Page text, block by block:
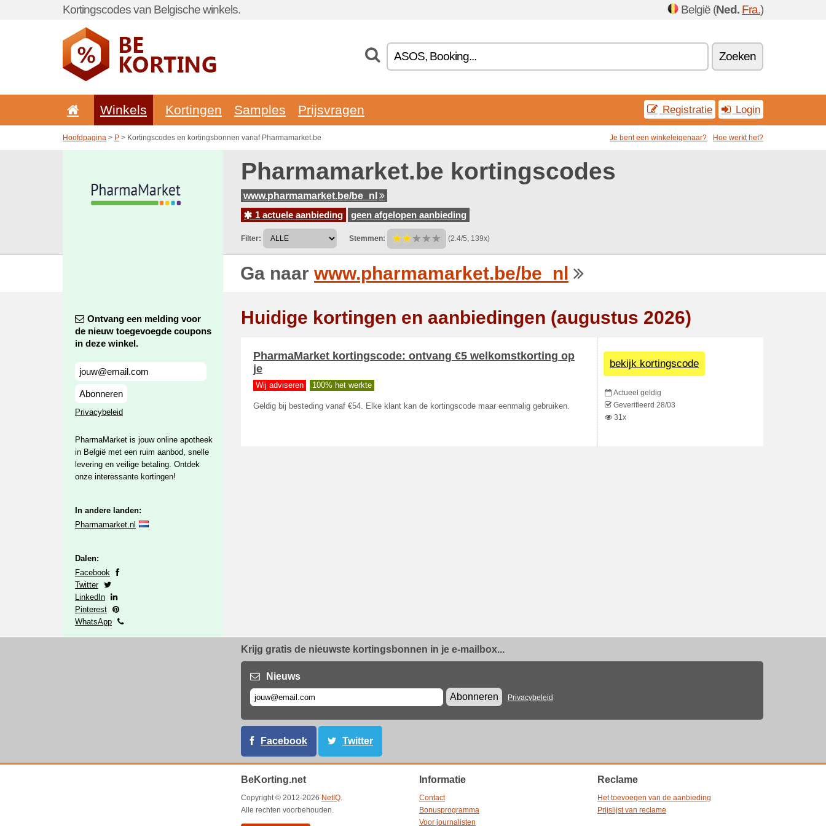
Kortingscodes van Belgische winkels. België (Ned. Fra.)
Zoeken
Winkels Kortingen Samples Prijsvragen Registratie Login
Hoofdpagina > P > Kortingscodes en kortingsbonnen vanaf Pharmamarket.be Je bent een winkeleigenaar? Hoe werkt het?
Pharmamarket.be kortingscodes
www.pharmamarket.be/be_nl
1 actuele aanbieding
geen afgelopen aanbieding
Filter: Stemmen: (2.4/5, 139x)
Ga naar www.pharmamarket.be/be_nl
Ontvang een melding voor
de nieuw toegevoegde coupons
in deze winkel.
Abonneren
Privacybeleid
PharmaMarket is jouw online apotheek
in België met een ruim aanbod, snelle
levering en veilige betaling. Ontdek
onze interessante kortingen!
In andere landen:
Pharmamarket.nl
Dalen:
Facebook
Twitter
LinkedIn
Pinterest
WhatsApp
Huidige kortingen en aanbiedingen (augustus 2026)
PharmaMarket kortingscode: ontvang €5 welkomstkorting op
je
Wij adviseren 100% het werkte
Geldig bij besteding vanaf €54. Elke klant kan de kortingscode maar eenmalig gebruiken.
bekijk kortingscode
Actueel geldig
Geverifieerd 28/03
31x
Krijg gratis de nieuwste kortingsbonnen in je e-mailbox...
Nieuws
Abonneren
Privacybeleid
Facebook Twitter
BeKorting.net
Copyright © 2012-2026 NetIQ.
Alle rechten voorbehouden.
Informatie
Contact
Bonusprogramma
Voor journalisten
Reclame
Het toevoegen van de aanbieding
Prijslijst van reclame